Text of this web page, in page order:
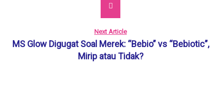
Next Article
MS Glow Digugat Soal Merek: “Bebio” vs “Bebiotic”,
Mirip atau Tidak?